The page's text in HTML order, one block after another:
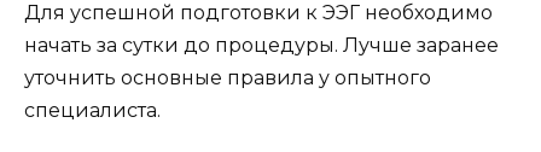
Для успешной подготовки к ЭЭГ необходимо
начать за сутки до процедуры. Лучше заранее
уточнить основные правила у опытного
специалиста.